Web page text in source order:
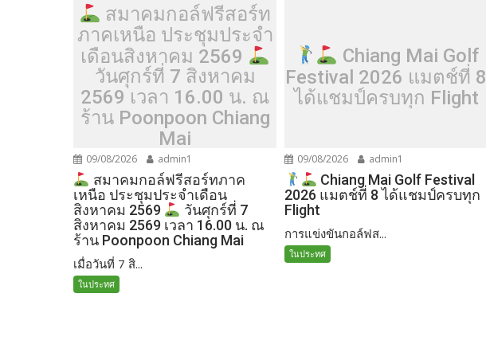
สมาคมกอล์ฟรีสอร์ท
ภาคเหนือ ประชุมประจำ
เดือนสิงหาคม 2569
วันศุกร์ที่ 7 สิงหาคม
2569 เวลา 16.00 น. ณ
ร้าน Poonpoon Chiang
Mai
09/08/2026 admin1
สมาคมกอล์ฟรีสอร์ทภาค
เหนือ ประชุมประจำเดือน
สิงหาคม 2569
วันศุกร์ที่ 7
สิงหาคม 2569 เวลา 16.00 น. ณ
ร้าน Poonpoon Chiang Mai
เมื่อวันที่ 7 สิ...
ในประทศ
Chiang Mai Golf
Festival 2026 แมตช์ที่ 8
ได้แชมป์ครบทุก Flight
09/08/2026 admin1
Chiang Mai Golf Festival
2026 แมตช์ที่ 8 ได้แชมป์ครบทุก
Flight
การแข่งขันกอล์ฟส...
ในประทศ